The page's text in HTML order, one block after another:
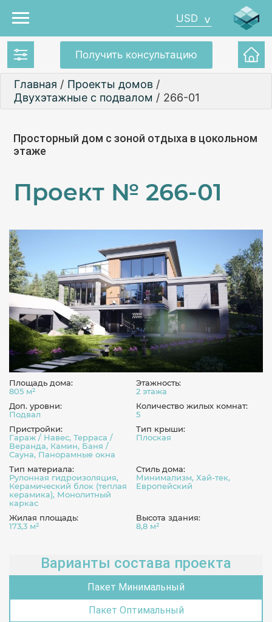
Получить консультацию
USD
Главная / Проекты домов /
Двухэтажные с подвалом / 266-01
Просторный дом с зоной отдыха в цокольном
этаже
Проект № 266-01
Площадь дома:
805 м²
Этажность:
2 этажа
Доп. уровни:
Подвал
Количество жилых комнат:
5
Пристройки:
Гараж / Навес, Терраса /
Веранда, Камин, Баня /
Сауна, Панорамные окна
Тип крыши:
Плоская
Тип материала:
Рулонная гидроизоляция,
Керамический блок (теплая
керамика), Монолитный
каркас
Стиль дома:
Минимализм, Хай-тек,
Европейский
Жилая площадь:
173,3 м²
Высота здания:
8,8 м²
Варианты состава проекта
Пакет Минимальный
Пакет Оптимальный